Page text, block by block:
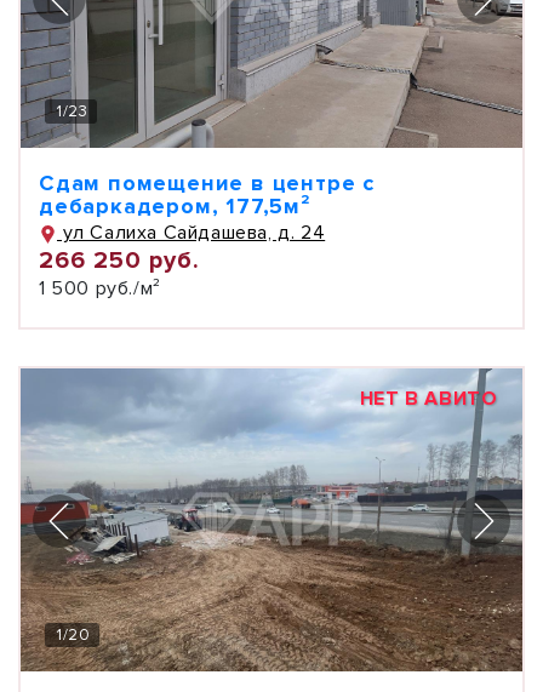
1/23
Сдам помещение в центре с
дебаркадером, 177,5м²
ул Салиха Сайдашева, д. 24
266 250 руб.
1 500 руб./м²
НЕТ В АВИТО
1/20